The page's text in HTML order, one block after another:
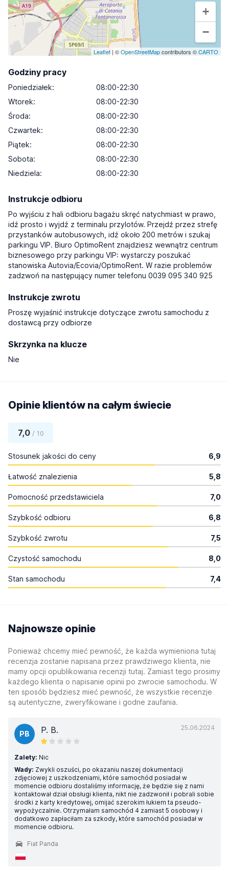
+
−
Leaflet | ©OpenStreetMapcontributors ©CARTO
Godziny pracy
Poniedziałek:
08:00-22:30
Wtorek:
08:00-22:30
Środa:
08:00-22:30
Czwartek:
08:00-22:30
Piątek:
08:00-22:30
Sobota:
08:00-22:30
Niedziela: 08:00-22:30
Instrukcje odbioru
Po wyjściu z hali odbioru bagażu skręć natychmiast w prawo,
idź prosto i wyjdź z terminalu przylotów. Przejdź przez strefę
przystanków autobusowych, idź około 200 metrów i szukaj
parkingu VIP. Biuro OptimoRent znajdziesz wewnątrz centrum
biznesowego przy parkingu VIP: wystarczy poszukać
stanowiska Autovia/Ecovia/OptimoRent. W razie problemów
zadzwoń na następujący numer telefonu 0039 095 340 925
Instrukcje zwrotu
Proszę wyjaśnić instrukcje dotyczące zwrotu samochodu z
dostawcą przy odbiorze
Skrzynka na klucze
Nie
Opinie klientów na całym świecie
7,0/ 10
Stosunek jakości do ceny 6,9
Łatwość znalezienia 5,8
Pomocność przedstawiciela 7,0
Szybkość odbioru 6,8
Szybkość zwrotu 7,5
Czystość samochodu 8,0
Stan samochodu 7,4
Najnowsze opinie
Ponieważ chcemy mieć pewność, że każda wymieniona tutaj
recenzja zostanie napisana przez prawdziwego klienta, nie
mamy opcji opublikowania recenzji tutaj. Zamiast tego prosimy
każdego klienta o napisanie opinii po zwrocie samochodu. W
ten sposób będziesz mieć pewność, że wszystkie recenzje
są autentyczne, zweryfikowane i godne zaufania.
25.06.2024
PB P. B.
Zalety: Nic
Wady: Zwykli oszuści, po okazaniu naszej dokumentacji
zdjęciowej z uszkodzeniami, które samochód posiadał w
momencie odbioru dostaliśmy informację, że będzie się z nami
kontaktował dział obsługi klienta, nikt nie zadzwonił i pobrali sobie
środki z karty kredytowej, omijać szerokim łukiem ta pseudo-
wypożyczalnie. Otrzymałam samochód 4 zamiast 5 osobowy i
dodatkowo zapłaciłam za szkody, które samochód posiadał w
momencie odbioru.
Fiat Panda